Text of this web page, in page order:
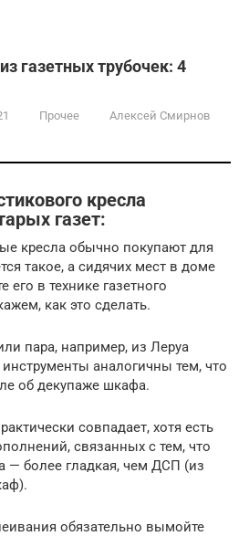
газетных трубочек: 4
Прочее Алексей Смирнов
кресла
газет:
кресла обычно покупают для
такое, а сидячих мест в доме
его в технике газетного
как это сделать.
пара, например, из Леруа
аналогичны тем, что
об декупаже шкафа.
совпадает, хотя есть
связанных с тем, что
— более гладкая, чем ДСП (из
обязательно вымойте